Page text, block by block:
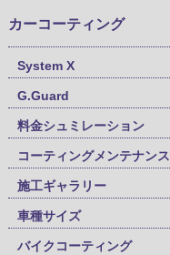
カーコーティング
System X
G.Guard
料金シュミレーション
コーティングメンテナンス
施工ギャラリー
車種サイズ
バイクコーティング